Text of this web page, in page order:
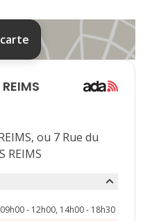
septembre 2026
16
ou 7 Rue du
REIMS
09h00 - 12h00, 14h00 - 18h30